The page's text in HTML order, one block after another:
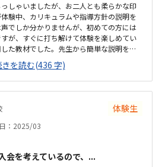
しゃいましたが、お二人とも柔らかな印
験中、カリキュラムや指導方針の説明を
でしか分かりませんが、初めての方には
が、すぐに打ち解けて体験を楽しめてい
た教材でした。先生から簡単な説明を受
組めそうと思いました。マイクラの教材
には、その他の教材を全て終わらせてか
しました。駅近にあり通いやすい立地に
転車で行くには少し距離がある為、電車
た。室内は綺麗で整理整頓されていまし
アドバンスのコースによって料金が違い
思っていたので許容範囲で...
を読む(436 字)
体験生
：2025/03
会を考えているので、...